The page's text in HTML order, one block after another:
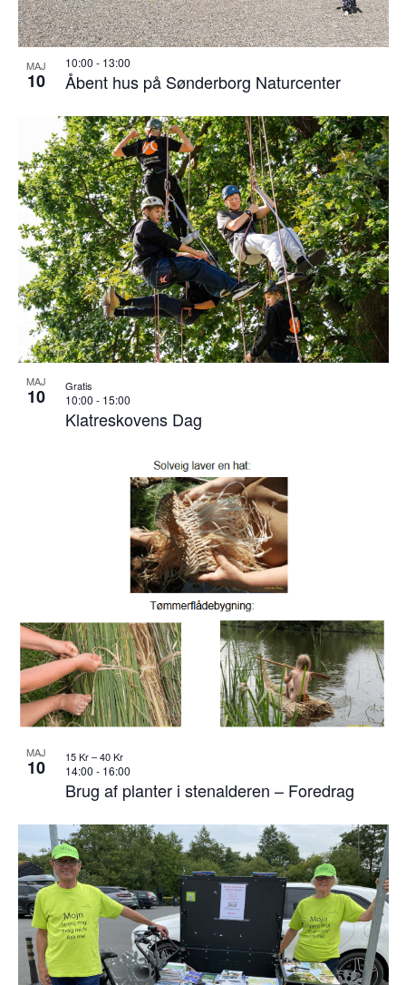
MAJ
10 Åbent hus på Sønderborg Naturcenter
10:00 - 13:00
MAJ
10
Klatreskovens Dag
10:00 - 15:00
Gratis
MAJ
10
Brug af planter i stenalderen – Foredrag
14:00 - 16:00
15 Kr – 40 Kr